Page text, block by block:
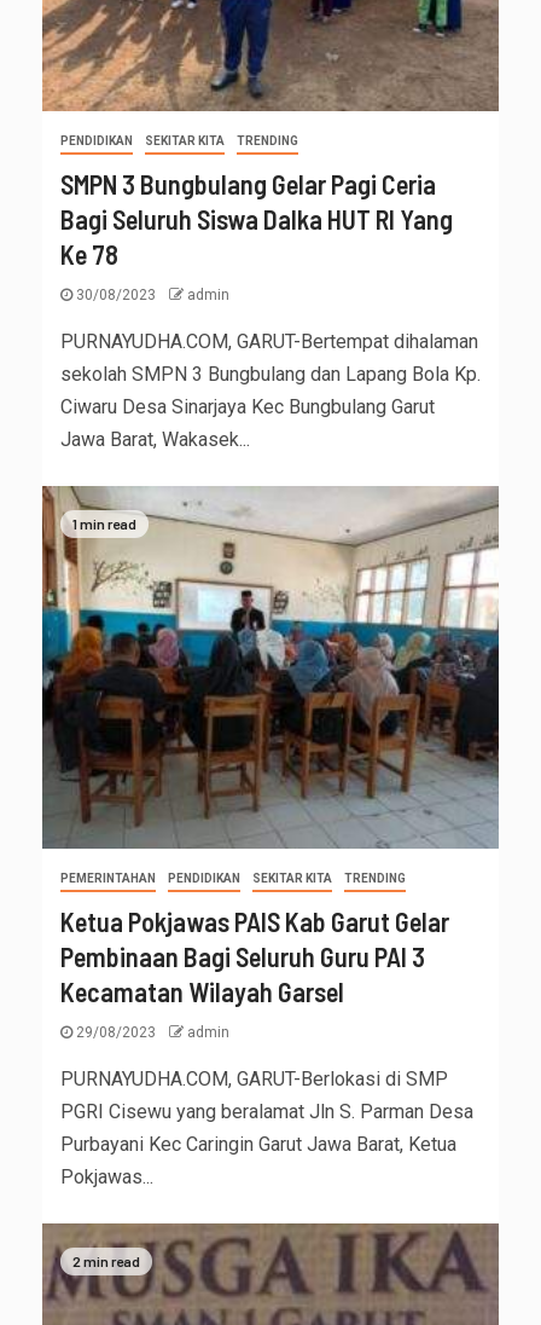
PENDIDIKAN SEKITAR KITA TRENDING
SMPN 3 Bungbulang Gelar Pagi Ceria
Bagi Seluruh Siswa Dalka HUT RI Yang
Ke 78
30/08/2023 admin
PURNAYUDHA.COM, GARUT-Bertempat dihalaman
sekolah SMPN 3 Bungbulang dan Lapang Bola Kp.
Ciwaru Desa Sinarjaya Kec Bungbulang Garut
Jawa Barat, Wakasek...
1 min read
PEMERINTAHAN PENDIDIKAN SEKITAR KITA TRENDING
Ketua Pokjawas PAIS Kab Garut Gelar
Pembinaan Bagi Seluruh Guru PAI 3
Kecamatan Wilayah Garsel
29/08/2023 admin
PURNAYUDHA.COM, GARUT-Berlokasi di SMP
PGRI Cisewu yang beralamat Jln S. Parman Desa
Purbayani Kec Caringin Garut Jawa Barat, Ketua
Pokjawas...
2 min read